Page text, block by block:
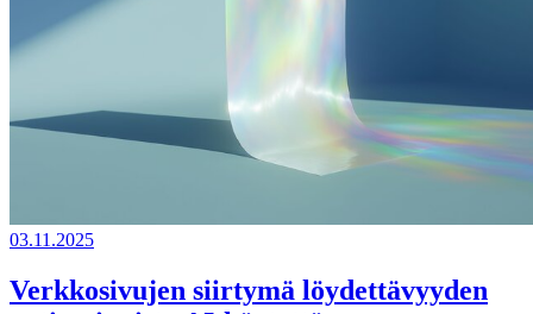
03.11.2025
Verkkosivujen siirtymä löydettävyyden